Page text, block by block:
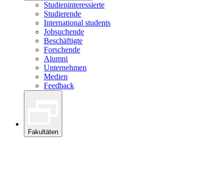
Studieninteressierte
Studierende
International students
Jobsuchende
Beschäftigte
Forschende
Alumni
Unternehmen
Medien
Feedback
Fakultäten